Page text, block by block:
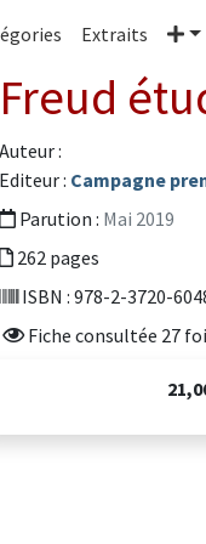
Extraits Plus
Freud
Auteur :
Editeur : Campagne
Parution : Mai 2019
262 pages
ISBN : 978-2-3720-
Fiche consultée 27